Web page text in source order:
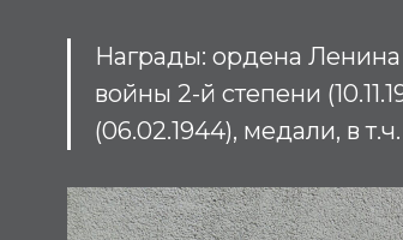
Награды: ордена Ленина
войны 2-й степени
(06.02.1944), медали, в